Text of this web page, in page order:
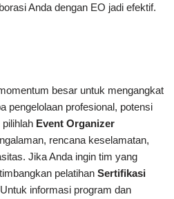
Anda dengan EO jadi efektif.
besar untuk mengangkat
pengelolaan profesional, potensi
Event Organizer
rencana keselamatan,
Jika Anda ingin tim yang
pelatihan Sertifikasi
informasi program dan